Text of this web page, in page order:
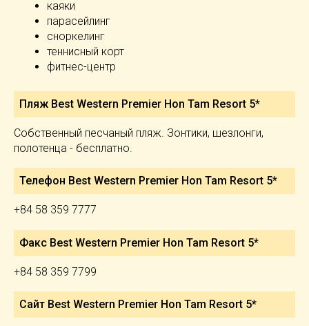
каяки
парасейлинг
сноркелинг
теннисный корт
фитнес-центр
Пляж Best Western Premier Hon Tam Resort 5*
Собственный песчаный пляж. Зонтики, шезлонги,
полотенца - бесплатно.
Телефон Best Western Premier Hon Tam Resort 5*
+84 58 359 7777
Факс Best Western Premier Hon Tam Resort 5*
+84 58 359 7799
Сайт Best Western Premier Hon Tam Resort 5*